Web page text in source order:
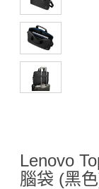
Lenovo
腦袋 (黑